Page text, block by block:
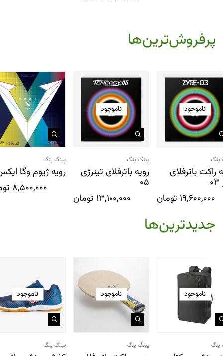
پرفروش‌ترین‌ها
ناموجود
پنگ
راکت باترفلای
19,600,000 تومان
ناموجود
پینگ پنگ
رویه باترفلای تینرژی
05
13,100,000 تومان
پینگ پنگ
رویه ژیوم وگا
8,500,000
جدیدترین‌ها
ناموجود
پنگ
ناموجود
پینگ پنگ
ناموجود
پینگ پنگ